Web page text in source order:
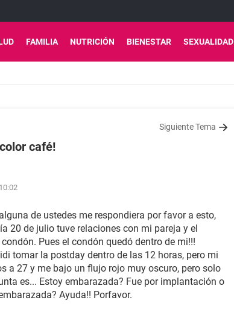
FAMILIA NUTRICIÓN BIENESTAR SEXUALIDAD
Siguiente Tema
café!
de ustedes me respondiera por favor a esto,
20 de julio tuve relaciones con mi pareja y el
Pues el condón quedó dentro de mi!!!
tomar la postday dentro de las 12 horas, pero mi
a 27 y me bajo un flujo rojo muy oscuro, pero solo
es... Estoy embarazada? Fue por implantación o
Ayuda!! Porfavor.